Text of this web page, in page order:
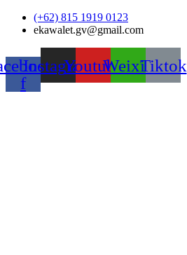
Skip
(+62) 815 1919 0123
ekawalet.gv@gmail.com
f
InstagramYoutubeWeixinTiktok